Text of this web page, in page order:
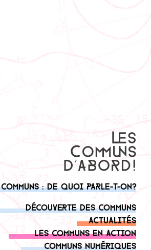
Communs : de quoi parle-t-on?
Découverte des communs
Actualités
Les communs en action
Communs numériques